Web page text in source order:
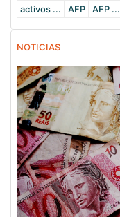
activos ...
AFP AFP ...
NOTICIAS